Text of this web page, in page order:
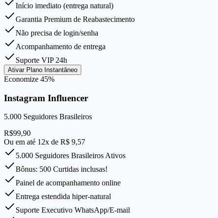
Início imediato (entrega natural)
Garantia Premium de Reabastecimento
Não precisa de login/senha
Acompanhamento de entrega
Suporte VIP 24h
Ativar Plano Instantâneo
Economize 45%
Instagram Influencer
5.000 Seguidores Brasileiros
R$99,90
Ou em até 12x de R$ 9,57
5.000 Seguidores Brasileiros Ativos
Bônus: 500 Curtidas inclusas!
Painel de acompanhamento online
Entrega estendida hiper-natural
Suporte Executivo WhatsApp/E-mail